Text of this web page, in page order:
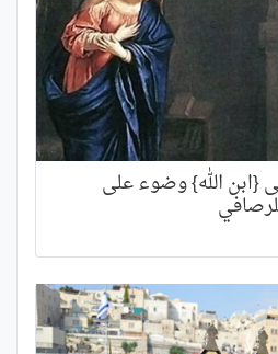
ج8 معنى {ابن الله} وضوء على